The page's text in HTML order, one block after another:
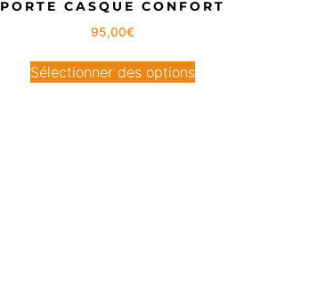
PORTE CASQUE CONFORT
95,00€
Sélectionner des options